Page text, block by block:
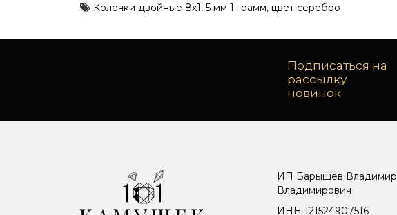
Колечки двойные 8х1, 5 мм 1 грамм, цвет серебро
Подписаться на
рассылку
новинок
ИП Барышев Владимир
Владимирович
ИНН 121524907516